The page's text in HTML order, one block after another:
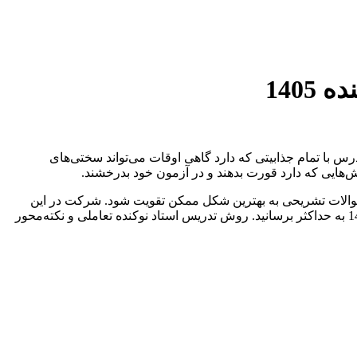
با تمام جذابیتی که دارد گاهی اوقات می‌تواند سختی‌های
که دارد قورت بدهند و در آزمون خود بدرخشند.
تشریحی به بهترین شکل ممکن تقویت شود. شرکت در این
دوره به شما کمک می‌کند بدون اتلاف وقت و سردرگمی، بر نکات کلیدی امتحان نهایی مسلط شوید و تاثیر قطعی معدل خود را در کنکور 1405 به حداکثر برسانید. روش تدریس استاد نوکنده تعاملی و نکته‌محور